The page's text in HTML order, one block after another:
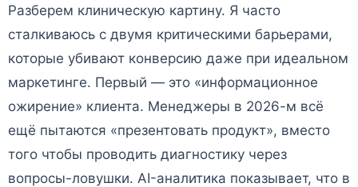
Разберем клиническую картину. Я часто
сталкиваюсь с двумя критическими барьерами,
которые убивают конверсию даже при идеальном
маркетинге. Первый — это «информационное
ожирение» клиента. Менеджеры в 2026-м всё
ещё пытаются «презентовать продукт», вместо
того чтобы проводить диагностику через
вопросы-ловушки. AI-аналитика показывает, что в